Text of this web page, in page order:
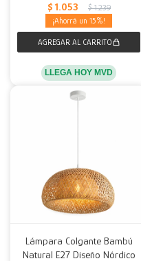
$ 1.053 $ 1.239
15
LLEGA HOY MVD
Lámpara Colgante Bambú
Natural E27 Diseño Nórdico